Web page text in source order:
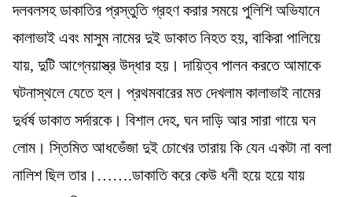
দলবলসহ ডাকাতির প্রস্তুতি গ্রহণ করার সময়ে পুলিশি অভিযানে
কালাভাই এবং মাসুম নামের দুই ডাকাত নিহত হয়, বাকিরা পালিয়ে
যায়, দুটি আগ্নেয়াস্ত্র উদ্ধার হয়। দায়িত্ব পালন করতে আমাকে
ঘটনাস্থলে যেতে হল। প্রথমবারের মত দেখলাম কালাভাই নামের
দুর্ধর্ষ ডাকাত সর্দারকে। বিশাল দেহ, ঘন দাড়ি আর সারা গায়ে ঘন
লোম। স্তিমিত আধভেঁজা দুই চোখের তারায় কি যেন একটা না বলা
নালিশ ছিল তার।…….ডাকাতি করে কেউ ধনী হয়ে হয়ে যায়